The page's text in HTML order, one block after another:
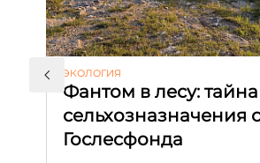
ЭКОЛОГИЯ
Фантом в лесу: тайна
сельхозназначения
Гослесфонда